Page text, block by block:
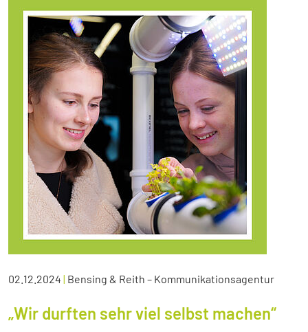
02.12.2024 | Bensing & Reith – Kommunikationsagentur
„Wir durften sehr viel selbst machen“